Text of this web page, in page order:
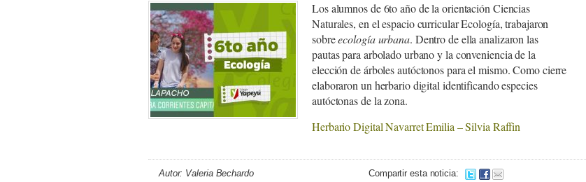
Los alumnos de 6to año de la orientación Ciencias
Naturales, en el espacio curricular Ecología, trabajaron
sobreecología urbana. Dentro de ella analizaron las
pautas para arbolado urbano y la conveniencia de la
elección de árboles autóctonos para el mismo. Como cierre
elaboraron un herbario digital identificando especies
autóctonas de la zona.
Herbario Digital Navarret Emilia – Silvia Raffin
Autor: Valeria Bechardo Compartir esta noticia: